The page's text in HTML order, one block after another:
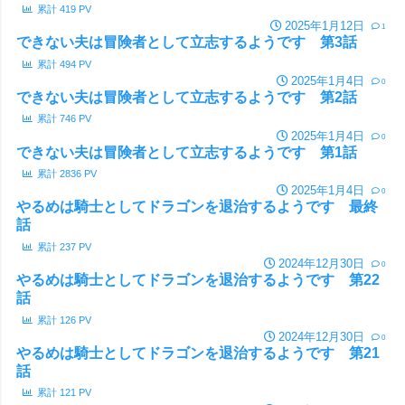
累計 419 PV
2025年1月12日 1
できない夫は冒険者として立志するようです 第3話
累計 494 PV
2025年1月4日 0
できない夫は冒険者として立志するようです 第2話
累計 746 PV
2025年1月4日 0
できない夫は冒険者として立志するようです 第1話
累計 2836 PV
2025年1月4日 0
やるめは騎士としてドラゴンを退治するようです 最終
話
累計 237 PV
2024年12月30日 0
やるめは騎士としてドラゴンを退治するようです 第22
話
累計 126 PV
2024年12月30日 0
やるめは騎士としてドラゴンを退治するようです 第21
話
累計 121 PV